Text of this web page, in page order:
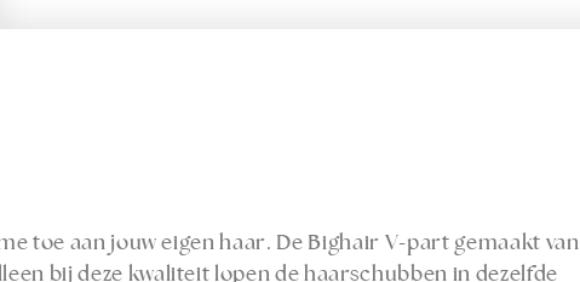
toe aan jouw eigen haar. De Bighair V-part gemaakt van
bij deze kwaliteit lopen de haarschubben in dezelfde